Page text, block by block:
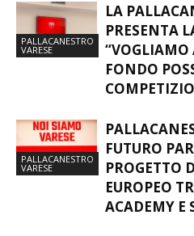
PALLACANESTRO
VARESE
LA
PRESENTA
“VOGLIAMO
FONDO
PALLACANESTRO
VARESE
FUTURO
PROGETTO
EUROPEO
ACADEMY E